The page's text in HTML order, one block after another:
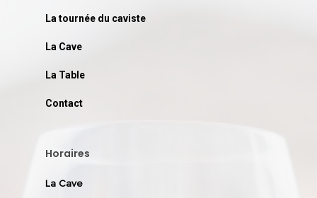
La tournée du caviste
La Cave
La Table
Contact
Horaires
La Cave